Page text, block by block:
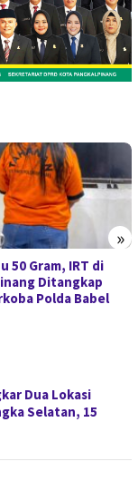
»
50 Gram, IRT di
Ditangkap
Polda Babel
Dua Lokasi
Selatan, 15